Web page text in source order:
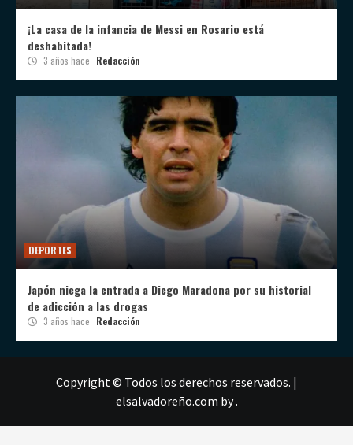
¡La casa de la infancia de Messi en Rosario está
deshabitada!
3 años hace Redacción
DEPORTES
Japón niega la entrada a Diego Maradona por su historial
de adicción a las drogas
3 años hace Redacción
Copyright © Todos los derechos reservados. |
elsalvadoreño.com by .